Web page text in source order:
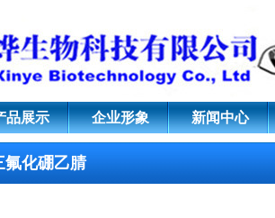
6;三氟化硼乙腈络
品展示 企业形象 新闻中心
氟化硼乙腈